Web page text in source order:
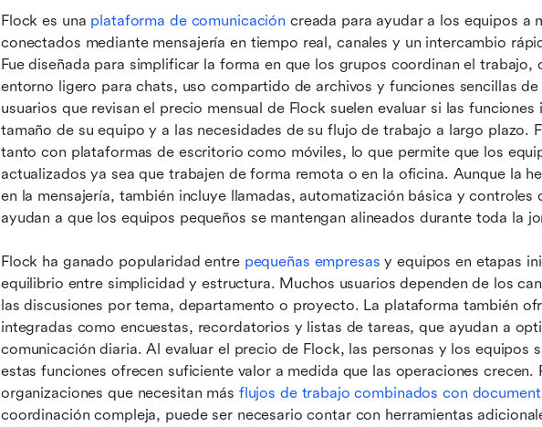
Flock es una plataforma de comunicación creada para ayudar a los equipos a
conectados mediante mensajería en tiempo real, canales y un intercambio
Fue diseñada para simplificar la forma en que los grupos coordinan el trabajo,
entorno ligero para chats, uso compartido de archivos y funciones sencillas
usuarios que revisan el precio mensual de Flock suelen evaluar si las funciones
tamaño de su equipo y a las necesidades de su flujo de trabajo a largo plazo.
tanto con plataformas de escritorio como móviles, lo que permite que los
actualizados ya sea que trabajen de forma remota o en la oficina. Aunque la
en la mensajería, también incluye llamadas, automatización básica y controles
ayudan a que los equipos pequeños se mantengan alineados durante toda la
Flock ha ganado popularidad entre pequeñas empresas y equipos en etapas
equilibrio entre simplicidad y estructura. Muchos usuarios dependen de los
las discusiones por tema, departamento o proyecto. La plataforma también
integradas como encuestas, recordatorios y listas de tareas, que ayudan a
comunicación diaria. Al evaluar el precio de Flock, las personas y los equipos
estas funciones ofrecen suficiente valor a medida que las operaciones crecen.
organizaciones que necesitan más flujos de trabajo combinados con
coordinación compleja, puede ser necesario contar con herramientas